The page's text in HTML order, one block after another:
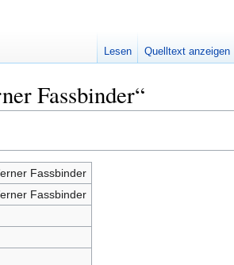
Fassbinder“
Fassbinder
Fassbinder
Lesen Quelltext anzeigen